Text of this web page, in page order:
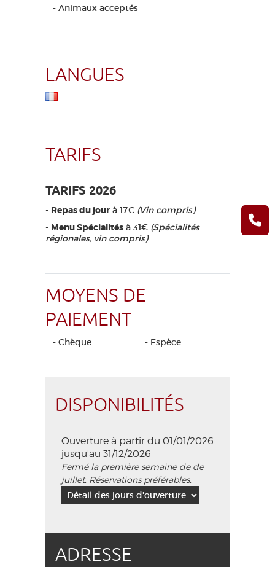
- Animaux acceptés
LANGUES
TARIFS
TARIFS 2026
- Repas du jour à 17€ (Vin compris)
- Menu Spécialités à 31€ (Spécialités
régionales, vin compris)
MOYENS DE
PAIEMENT
- Chèque - Espèce
DISPONIBILITÉS
Ouverture à partir du 01/01/2026
jusqu'au 31/12/2026
Fermé la première semaine de de
juillet. Réservations préférables.
ADRESSE